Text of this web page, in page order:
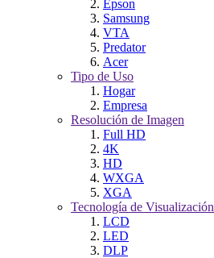
Epson
Samsung
VTA
Predator
Acer
Tipo de Uso
Hogar
Empresa
Resolución de Imagen
Full HD
4K
HD
WXGA
XGA
Tecnología de Visualización
LCD
LED
DLP